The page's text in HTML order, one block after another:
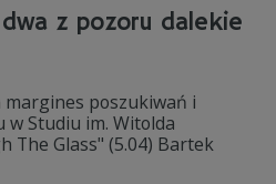
z pozoru dalekie
margines poszukiwań i
w Studiu im. Witolda
The Glass" (5.04) Bartek